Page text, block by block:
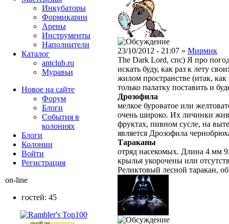
23/10/2012 - 21:07 » Мирмик
The Dark Lord, спс) Я про
искать буду, как раз к лету
жилом пространстве (итак,
только палатку поставить и
Дрозофила
мелкое буроватое или
очень широко. Их личинки
фруктах, пивном сусле, на
является Дрозофила
Тараканы
отряд насекомых. Длина 4 мм
крылья укорочены или
Реликтовый лесной таракан,
Инкубаторы
Формикарии
Арены
Инструменты
Наполнители
Каталог
antclub.ru
Муравьи
Новое на сайте
Форум
Блоги
События в
колониях
Блоги
Колонии
Войти
Peгиcтpaция
on-line
гостей: 45